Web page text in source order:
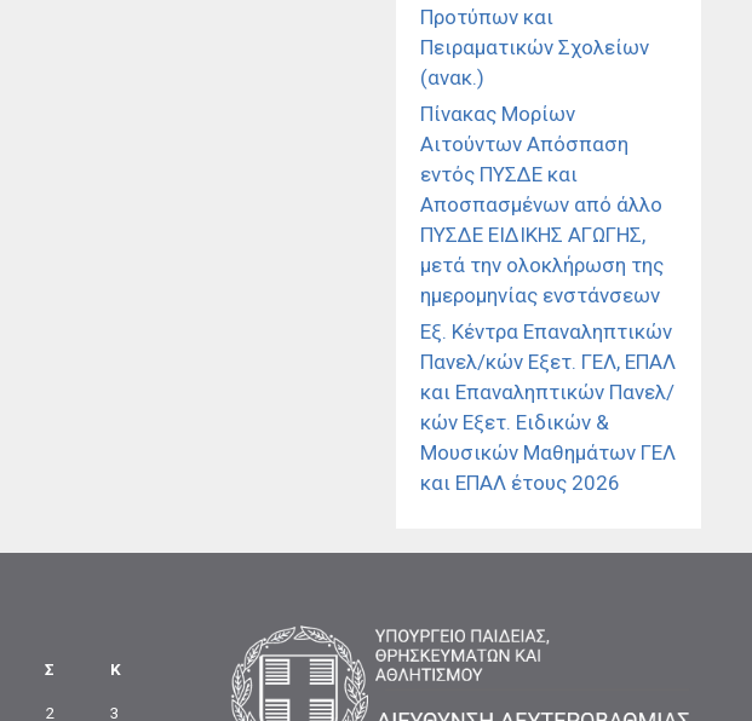
Προτύπων και
Πειραματικών Σχολείων
(ανακ.)
Πίνακας Μορίων
Αιτούντων Απόσπαση
εντός ΠΥΣΔΕ και
Αποσπασμένων από άλλο
ΠΥΣΔΕ ΕΙΔΙΚΗΣ ΑΓΩΓΗΣ,
μετά την ολοκλήρωση της
ημερομηνίας ενστάνσεων
Εξ. Κέντρα Επαναληπτικών
Πανελ/κών Εξετ. ΓΕΛ, ΕΠΑΛ
και Επαναληπτικών Πανελ/
κών Εξετ. Ειδικών &
Μουσικών Μαθημάτων ΓΕΛ
και ΕΠΑΛ έτους 2026
Σ Κ
2 3